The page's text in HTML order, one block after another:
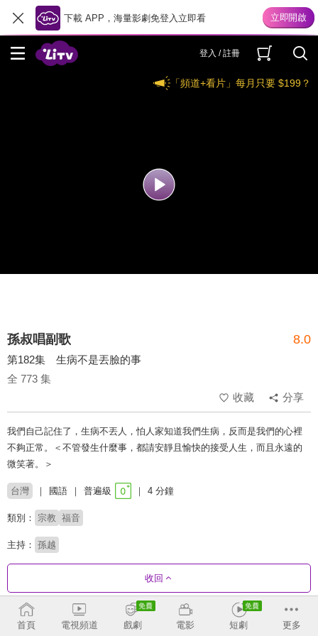
下載 APP，海量影劇免登入立即看
登入 / 註冊
「頻道+看片」每月只要 $199？
孫叔唱副歌 8.0
第182集 生病不是丟臉的事
全 773 集
收藏
分享
我們自己記住了，生病不丟人，怕人家知道我們生病，反而是我們的心裡
不夠正常。＜不管發生什麼事，都請安靜且愉快的接受人生，而且永遠的
微笑著。＞
台灣 國語 普遍級 4 分鐘
類別： 宗教 福音
主持： 孫越
收回
劇集列表 收合
首頁 電視頻道 戲劇 電影 短劇 更多